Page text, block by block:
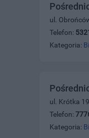
ul.
Telefon:
Kategoria:
ul. Krótka
Telefon:
Kategoria: